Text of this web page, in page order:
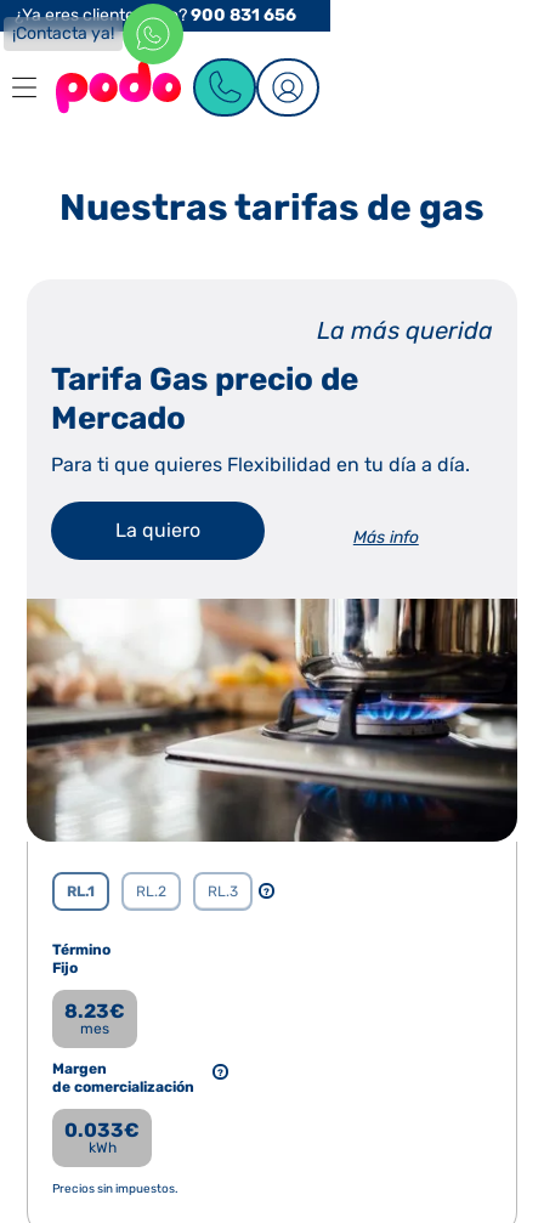
¡Contacta ya!
¿Ya eres cliente Podo?900 831 656
Nuestras tarifas de gas
Tarifa Gas precio de
Mercado
Para ti que quieres Flexibilidad en tu día a día.
La quiero Más info
La más querida
RL.1 RL.2 RL.3
Término
Fijo
8.23€
mes
Margen
de comercialización
0.033€
kWh
?
Precios sin impuestos.
?